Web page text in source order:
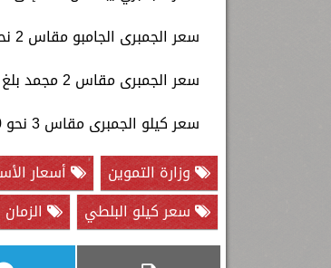
سعر الجمبرى الجامبو مقاس 2 نحو 255 جنيها.
سعر الجمبرى مقاس 2 مجمد بلغ نحو 170 جنيها.
سعر كيلو الجمبرى مقاس 3 نحو 140 جنيها
وزارة التموين
أسعار
سعر كيلو البلطي
الزمان